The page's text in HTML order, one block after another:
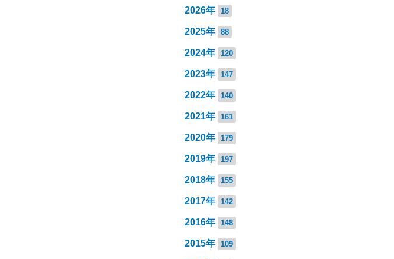
2026年 18
2025年 88
2024年 120
2023年 147
2022年 140
2021年 161
2020年 179
2019年 197
2018年 155
2017年 142
2016年 148
2015年 109